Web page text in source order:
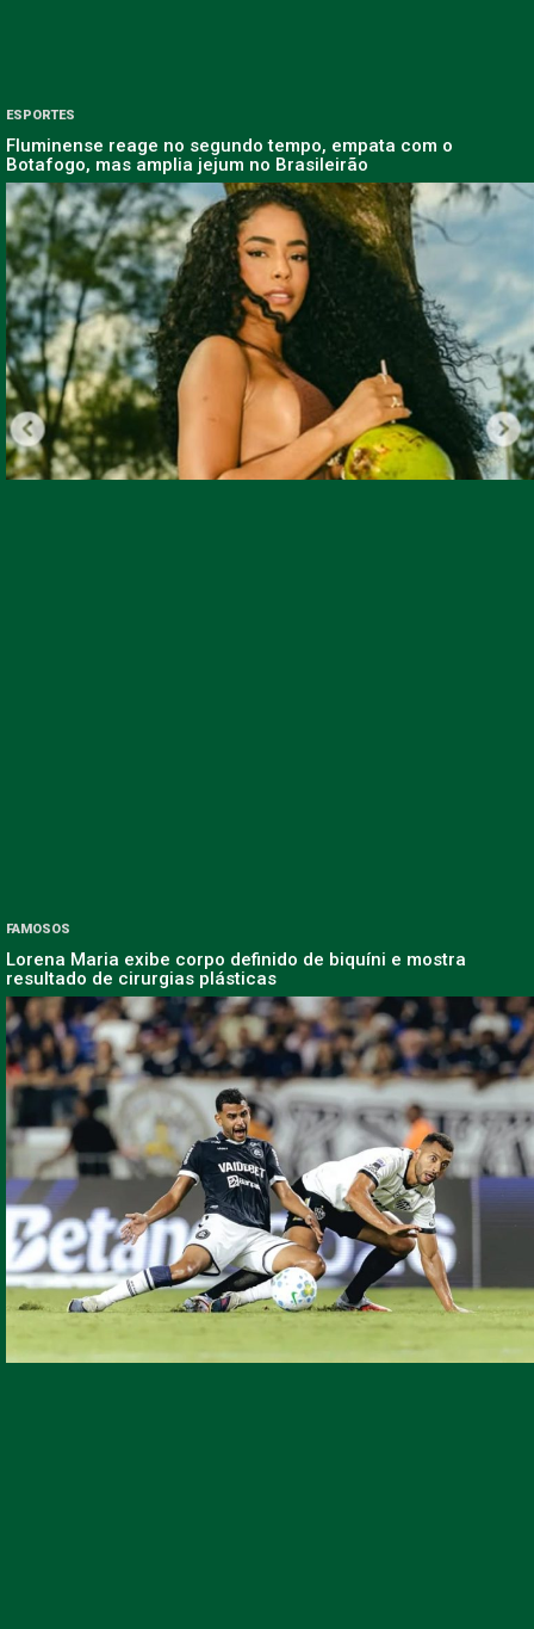
ESPORTES
Fluminense reage no segundo tempo, empata com o
Botafogo, mas amplia jejum no Brasileirão
FAMOSOS
Lorena Maria exibe corpo definido de biquíni e mostra
resultado de cirurgias plásticas